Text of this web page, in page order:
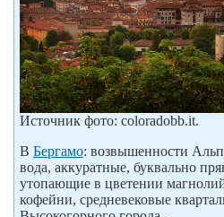
Источник фото: coloradobb.it.
В Бергамо: возвышенности
вода, аккуратные, буквально
утопающие в цветении
кофейни, средневековые